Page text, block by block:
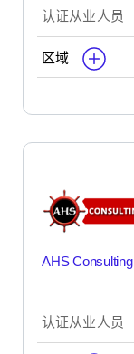
认证从业人员
区域
AHS Consulting
认证从业人员